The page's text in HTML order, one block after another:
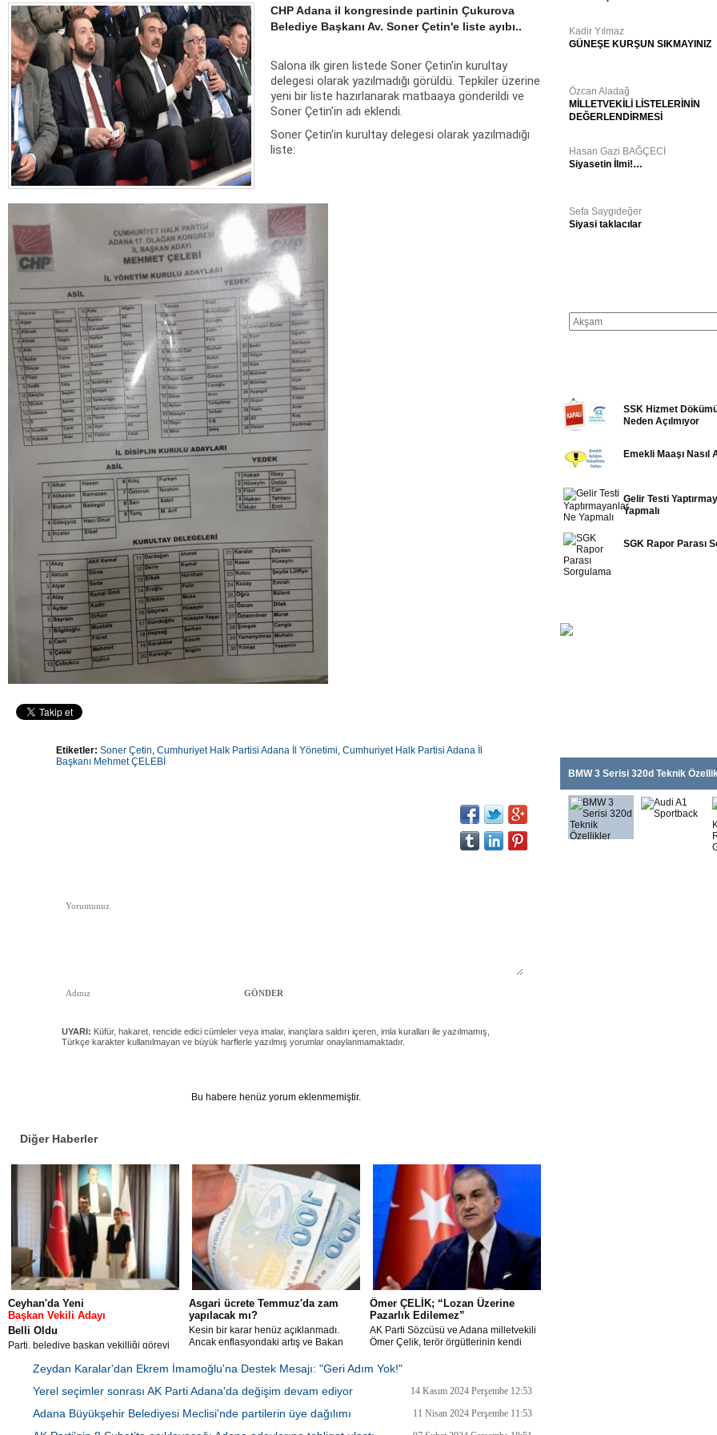
CHP Adana il kongresinde partinin Çukurova
Belediye Başkanı Av. Soner Çetin'e liste ayıbı..
Salona ilk giren listede Soner Çetin'in kurultay
delegesi olarak yazılmadığı görüldü. Tepkiler üzerine
yeni bir liste hazırlanarak matbaaya gönderildi ve
Soner Çetin'in adı eklendi.
Soner Çetin'in kurultay delegesi olarak yazılmadığı
liste:
Etiketler: Soner Çetin, Cumhuriyet Halk Partisi Adana İl Yönetimi, Cumhuriyet Halk Partisi Adana İl
Başkanı Mehmet ÇELEBİ
UYARI: Küfür, hakaret, rencide edici cümleler veya imalar, inançlara saldırı içeren, imla kuralları ile yazılmamış,
Türkçe karakter kullanılmayan ve büyük harflerle yazılmış yorumlar onaylanmamaktadır.
Bu habere henüz yorum eklenmemiştir.
Diğer Haberler
Ceyhan'da Yeni
Başkan Vekili Adayı
Belli Oldu
Parti, belediye başkan vekilliği görevi
Aydar Yıldız'ı aday olarak gösterdi.
Asgari ücrete Temmuz'da zam
yapılacak mı?
Kesin bir karar henüz açıklanmadı.
Ancak enflasyondaki artış ve Bakan
ifadesi, ara zam ihtimalini gündemde
tutuyor. Gözler Temmuz’da açıklanacak
enflasyon verilerinde.
Ömer ÇELİK; “Lozan Üzerine
Pazarlık Edilemez”
AK Parti Sözcüsü ve Adana milletvekili
Ömer Çelik, terör örgütlerinin kendi
edilmesinin söz konusu olamayacağını
Zeydan Karalar'dan Ekrem İmamoğlu'na Destek Mesajı: "Geri Adım Yok!"
17 Mayıs 2025 Cumartesi 08:29
Yerel seçimler sonrası AK Parti Adana'da değişim devam ediyor 14 Kasım 2024 Perşembe 12:53
Adana Büyükşehir Belediyesi Meclisi'nde partilerin üye dağılımı 11 Nisan 2024 Perşembe 11:53
Kadir Yılmaz
GÜNEŞE KURŞUN SIKMAYINIZ
Özcan Aladağ
MİLLETVEKİLİ LİSTELERİNİN
DEĞERLENDİRMESİ
Hasan Gazi BAĞÇECİ
Siyasetin İlmi!…
Sefa Saygıdeğer
Siyasi taklacılar
SSK Hizmet
Neden Açılmıyor
Emekli Maaşı Nasıl
Gelir Testi
Yapmalı
SGK Rapor Parası
BMW 3 Serisi 320d Teknik